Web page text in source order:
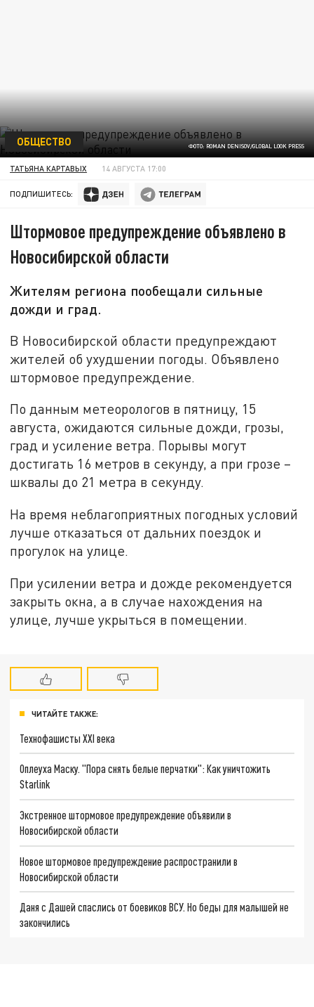
ФОТО: ROMAN DENISOV/GLOBAL LOOK PRESS
ОБЩЕСТВО
ТАТЬЯНА КАРТАВЫХ 14 АВГУСТА 17:00
ПОДПИШИТЕСЬ:
Штормовое предупреждение объявлено в
Новосибирской области
Жителям региона пообещали сильные
дожди и град.
В Новосибирской области предупреждают
жителей об ухудшении погоды. Объявлено
штормовое предупреждение.
По данным метеорологов в пятницу, 15
августа, ожидаются сильные дожди, грозы,
град и усиление ветра. Порывы могут
достигать 16 метров в секунду, а при грозе –
шквалы до 21 метра в секунду.
На время неблагоприятных погодных условий
лучше отказаться от дальних поездок и
прогулок на улице.
При усилении ветра и дожде рекомендуется
закрыть окна, а в случае нахождения на
улице, лучше укрыться в помещении.
ЧИТАЙТЕ ТАКЖЕ:
Технофашисты XXI века
Оплеуха Маску. "Пора снять белые перчатки": Как уничтожить
Starlink
Экстренное штормовое предупреждение объявили в
Новосибирской области
Новое штормовое предупреждение распространили в
Новосибирской области
Даня с Дашей спаслись от боевиков ВСУ. Но беды для малышей не
закончились